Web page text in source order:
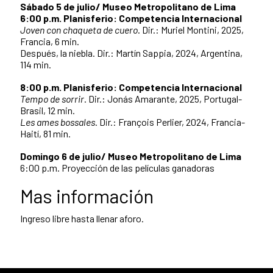
Sábado 5 de julio/ Museo Metropolitano de Lima
6:00 p.m. Planisferio: Competencia Internacional
Joven con chaqueta de cuero. Dir.: Muriel Montini, 2025,
Francia, 6 min.
Después, la niebla. Dir.: Martín Sappia, 2024, Argentina,
114 min.
8:00 p.m. Planisferio: Competencia Internacional
Tempo de sorrir. Dir.: Jonás Amarante, 2025, Portugal-
Brasil, 12 min.
Les ames bossales. Dir.: François Perlier, 2024, Francia-
Haití, 81 min.
Domingo 6 de julio/ Museo Metropolitano de Lima
6:00 p.m. Proyección de las películas ganadoras
Mas información
Ingreso libre hasta llenar aforo.